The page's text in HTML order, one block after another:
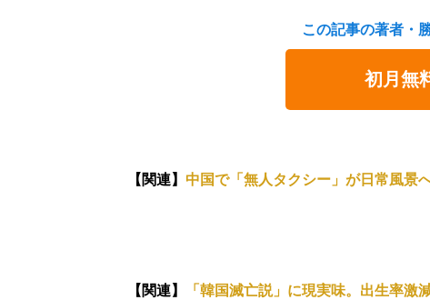
この記事の著者・
初月無
【関連】 中国で「無人タクシー」が日常風景
【関連】
「韓国滅亡説」に現実味。出生率激